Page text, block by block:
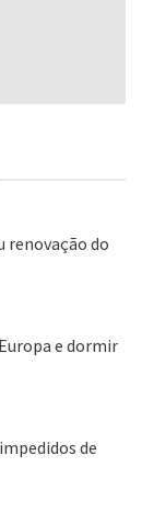
renovação do
e dormir
de